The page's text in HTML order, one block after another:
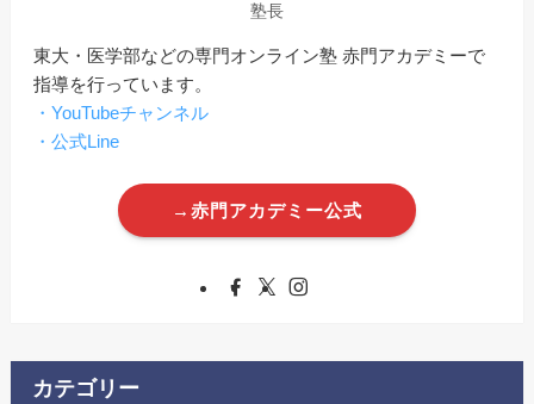
塾長
東大・医学部などの専門オンライン塾 赤門アカデミーで
指導を行っています。
・YouTubeチャンネル
・公式Line
→赤門アカデミー公式
カテゴリー